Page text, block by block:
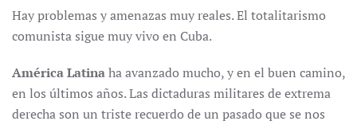
Hay problemas y amenazas muy reales. El totalitarismo
comunista sigue muy vivo en Cuba.
América Latinaha avanzado mucho, y en el buen camino,
en los últimos años. Las dictaduras militares de extrema
derecha son un triste recuerdo de un pasado que se nos